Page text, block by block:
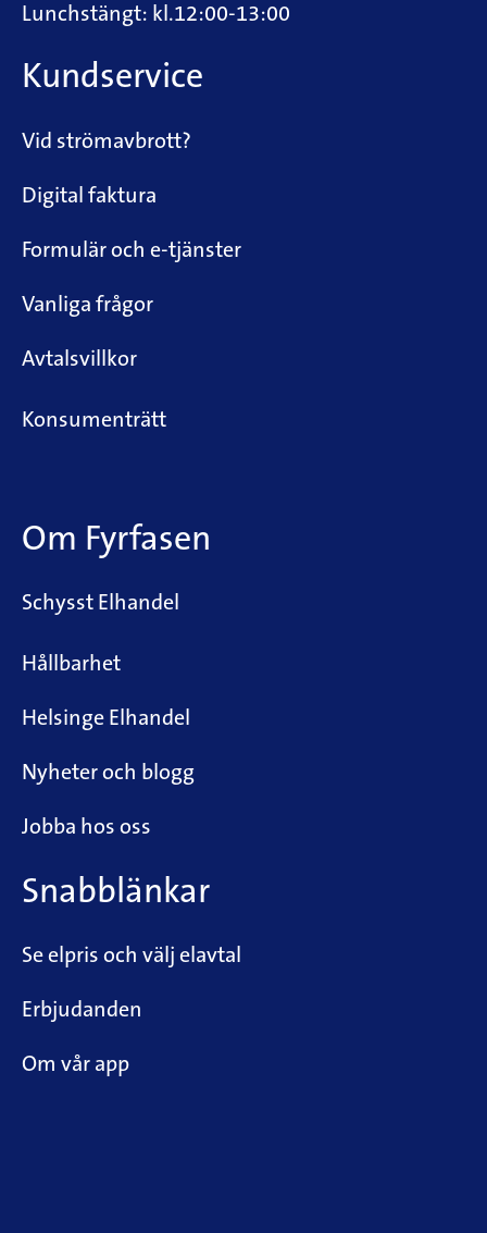
Lunchstängt: kl.12:00-13:00
Kundservice
Vid strömavbrott?
Digital faktura
Formulär och e-tjänster
Vanliga frågor
Avtalsvillkor
Konsumenträtt
Om Fyrfasen
Schysst Elhandel
Hållbarhet
Helsinge Elhandel
Nyheter och blogg
Jobba hos oss
Snabblänkar
Se elpris och välj elavtal
Erbjudanden
Om vår app